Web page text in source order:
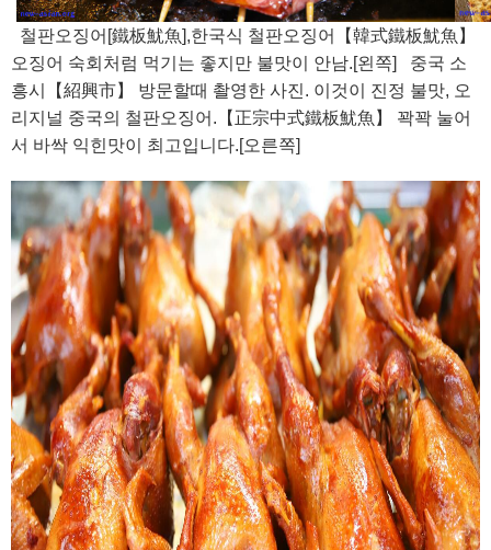
철판오징어[鐵板魷魚],한국식 철판오징어【韓式鐵板魷魚】
오징어 숙회처럼 먹기는 좋지만 불맛이 안남.[왼쪽] 중국 소
흥시【紹興市】 방문할때 촬영한 사진. 이것이 진정 불맛, 오
리지널 중국의 철판오징어.【正宗中式鐵板魷魚】 꽉꽉 눌어
서 바싹 익힌맛이 최고입니다.[오른쪽]